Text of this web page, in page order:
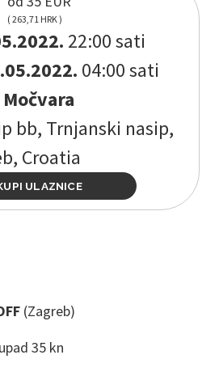
( 263,71 HRK )
22:00 sati
04:00 sati
Močvara
bb, Trnjanski nasip,
Croatia
ULAZNICE
(Zagreb)
35 kn